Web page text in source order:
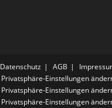
Datenschutz AGB
Privatsphäre-Einstellungen
Privatsphäre-Einstellungen
Privatsphäre-Einstellungen